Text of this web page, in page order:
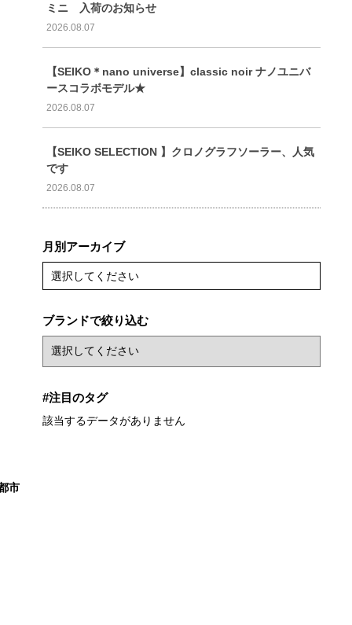
市
ミニ 入荷のお知らせ
2026.08.07
【SEIKO＊nano universe】classic noir ナノユニバ
ースコラボモデル★
2026.08.07
【SEIKO SELECTION 】クロノグラフソーラー、人気
です
2026.08.07
月別アーカイブ
選択してください
ブランドで絞り込む
#注目のタグ
該当するデータがありません